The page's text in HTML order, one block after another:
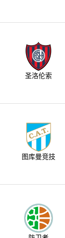
圣洛伦索
图库曼竞技